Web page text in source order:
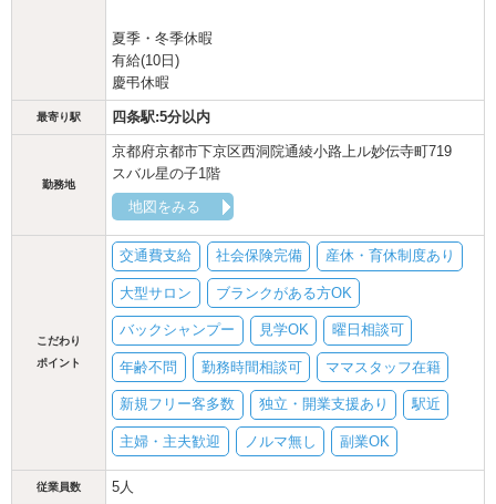
夏季・冬季休暇
有給(10日)
慶弔休暇
最寄り駅 四条駅:5分以内
勤務地
京都府京都市下京区西洞院通綾小路上ル妙伝寺町719
スバル星の子1階
地図をみる
こだわり
ポイント
交通費支給 社会保険完備 産休・育休制度あり
大型サロン ブランクがある方OK
バックシャンプー 見学OK 曜日相談可
年齢不問 勤務時間相談可 ママスタッフ在籍
新規フリー客多数 独立・開業支援あり 駅近
主婦・主夫歓迎 ノルマ無し 副業OK
従業員数 5人